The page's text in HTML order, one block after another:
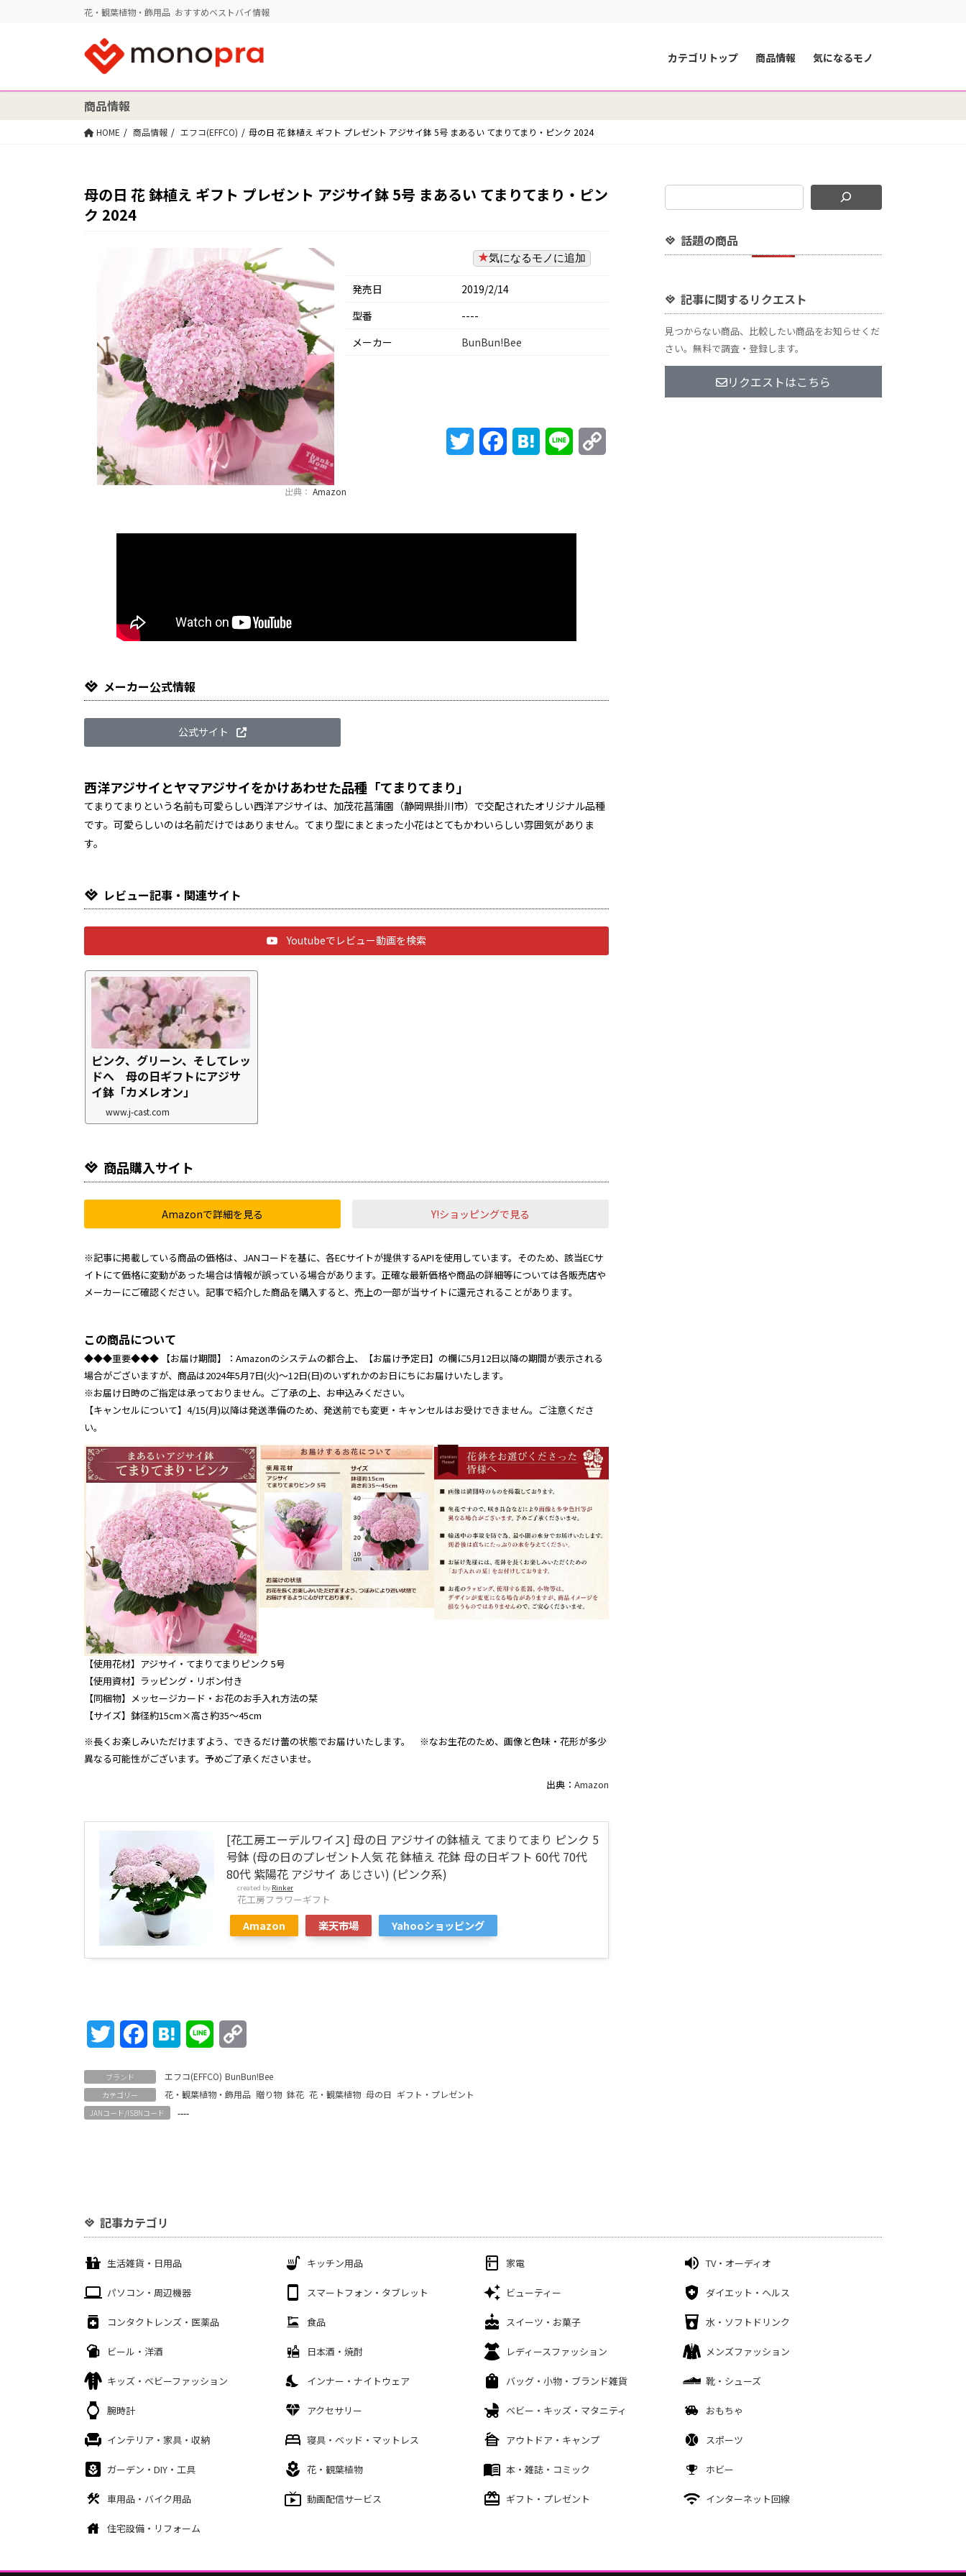
花・観葉植物・飾用品 おすすめベストバイ情報
カテゴリトップ 商品情報 気になるモノ
商品情報
HOME 商品情報 エフコ(EFFCO) 母の日 花 鉢植え ギフト プレゼント アジサイ鉢 5号 まあるい てまりてまり・ピンク 2024
母の日 花 鉢植え ギフト プレゼント アジサイ鉢 5号 まあるい てまりてまり・ピン
ク 2024
出典： Amazon
気になるモノに追加
発売日
2019/2/14
型番
----
メーカー
BunBun!Bee
Twitter FacebookHatena Line
メーカー公式情報
公式サイト
西洋アジサイとヤマアジサイをかけあわせた品種「てまりてまり」
てまりてまりという名前も可愛らしい西洋アジサイは、加茂花菖蒲園（静岡県掛川市）で交配されたオリジナル品種
です。可愛らしいのは名前だけではありません。てまり型にまとまった小花はとてもかわいらしい雰囲気がありま
す。
レビュー記事・関連サイト
Youtubeでレビュー動画を検索
ピンク、グリーン、そしてレッ
ドへ 母の日ギフトにアジサ
イ鉢「カメレオン」
www.j-cast.com
商品購入サイト
Amazonで詳細を見る Y!ショッピングで見る
※記事に掲載している商品の価格は、JANコードを基に、各ECサイトが提供するAPIを使用しています。そのため、該当ECサ
イトにて価格に変動があった場合は情報が誤っている場合があります。正確な最新価格や商品の詳細等については各販売店や
メーカーにご確認ください。記事で紹介した商品を購入すると、売上の一部が当サイトに還元されることがあります。
この商品について
◆◆◆重要◆◆◆ 【お届け期間】：Amazonのシステムの都合上、【お届け予定日】の欄に5月12日以降の期間が表示される
場合がございますが、商品は2024年5月7日(火)～12日(日)のいずれかのお日にちにお届けいたします。
※お届け日時のご指定は承っておりません。ご了承の上、お申込みください。
【キャンセルについて】4/15(月)以降は発送準備のため、発送前でも変更・キャンセルはお受けできません。ご注意くださ
い。
【使用花材】アジサイ・てまりてまりピンク 5号
【使用資材】ラッピング・リボン付き
【同梱物】メッセージカード・お花のお手入れ方法の栞
【サイズ】鉢径約15cm×高さ約35～45cm
※長くお楽しみいただけますよう、できるだけ蕾の状態でお届けいたします。 ※なお生花のため、画像と色味・花形が多少
異なる可能性がございます。予めご了承くださいませ。
出典： Amazon
[花工房エーデルワイス] 母の日 アジサイの鉢植え てまりてまり ピンク 5
号鉢 (母の日のプレゼント人気 花 鉢植え 花鉢 母の日ギフト 60代 70代
80代 紫陽花 アジサイ あじさい) (ピンク系)
created by Rinker
花工房フラワーギフト
Amazon 楽天市場 Yahooショッピング
Twitter FacebookHatena Line
ブランド エフコ(EFFCO) BunBun!Bee
カテゴリー 花・観葉植物・飾用品 贈り物 鉢花 花・観葉植物 母の日 ギフト・プレゼント
JANコード/ISBNコード ----
話題の商品
記事に関するリクエスト
見つからない商品、比較したい商品をお知らせくだ
さい。無料で調査・登録します。
リクエストはこちら
記事カテゴリ
生活雑貨・日用品 キッチン用品 家電 TV・オーディオ
パソコン・周辺機器 スマートフォン・タブレット ビューティー ダイエット・ヘルス
コンタクトレンズ・医薬品 食品 スイーツ・お菓子 水・ソフトドリンク
ビール・洋酒 日本酒・焼酎 レディースファッション メンズファッション
キッズ・ベビーファッション インナー・ナイトウェア バッグ・小物・ブランド雑貨 靴・シューズ
腕時計 アクセサリー ベビー・キッズ・マタニティ おもちゃ
インテリア・家具・収納 寝具・ベッド・マットレス アウトドア・キャンプ スポーツ
ガーデン・DIY・工具 花・観葉植物 本・雑誌・コミック ホビー
車用品・バイク用品 動画配信サービス ギフト・プレゼント インターネット回線
住宅設備・リフォーム